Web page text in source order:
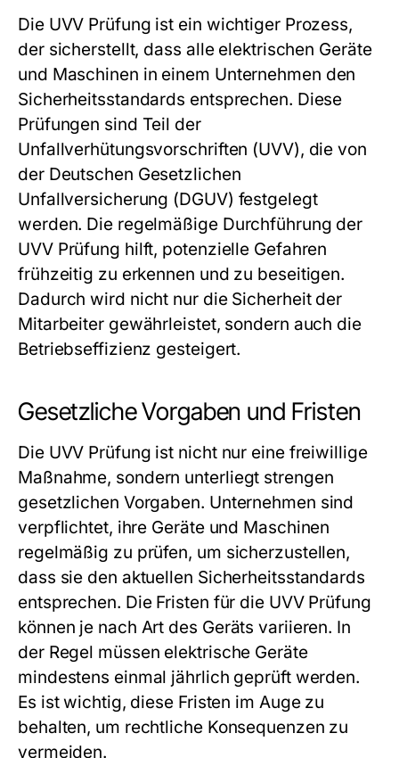
Die UVV Prüfung ist ein wichtiger Prozess,
der sicherstellt, dass alle elektrischen Geräte
und Maschinen in einem Unternehmen den
Sicherheitsstandards entsprechen. Diese
Prüfungen sind Teil der
Unfallverhütungsvorschriften (UVV), die von
der Deutschen Gesetzlichen
Unfallversicherung (DGUV) festgelegt
werden. Die regelmäßige Durchführung der
UVV Prüfung hilft, potenzielle Gefahren
frühzeitig zu erkennen und zu beseitigen.
Dadurch wird nicht nur die Sicherheit der
Mitarbeiter gewährleistet, sondern auch die
Betriebseffizienz gesteigert.
Gesetzliche Vorgaben und Fristen
Die UVV Prüfung ist nicht nur eine freiwillige
Maßnahme, sondern unterliegt strengen
gesetzlichen Vorgaben. Unternehmen sind
verpflichtet, ihre Geräte und Maschinen
regelmäßig zu prüfen, um sicherzustellen,
dass sie den aktuellen Sicherheitsstandards
entsprechen. Die Fristen für die UVV Prüfung
können je nach Art des Geräts variieren. In
der Regel müssen elektrische Geräte
mindestens einmal jährlich geprüft werden.
Es ist wichtig, diese Fristen im Auge zu
behalten, um rechtliche Konsequenzen zu
vermeiden.